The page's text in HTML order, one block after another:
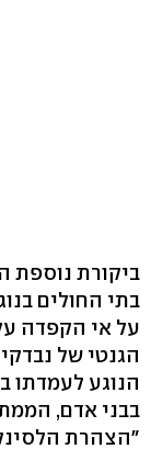
ביקורת נוספת
בתי החולים
על אי הקפדה
הגנטי של
הנוגע לעמדתו
"הצהרת